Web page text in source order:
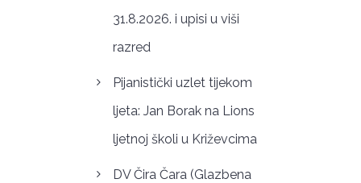
31.8.2026. i upisi u viši
razred
Pijanistički uzlet tijekom
ljeta: Jan Borak na Lions
ljetnoj školi u Križevcima
DV Čira Čara (Glazbena